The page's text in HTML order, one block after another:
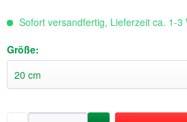
Sofort versandfertig, Lieferzeit ca. 1-3
Größe: